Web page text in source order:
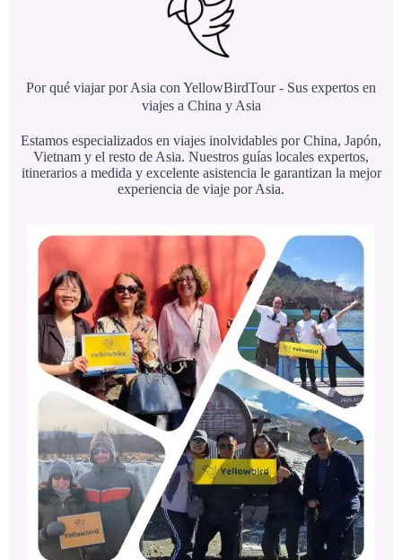
Por qué viajar por Asia con YellowBirdTour - Sus expertos en
viajes a China y Asia
Estamos especializados en viajes inolvidables por China, Japón,
Vietnam y el resto de Asia. Nuestros guías locales expertos,
itinerarios a medida y excelente asistencia le garantizan la mejor
experiencia de viaje por Asia.